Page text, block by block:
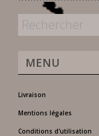
MENU
Livraison
Mentions légales
Conditions d'utilisation